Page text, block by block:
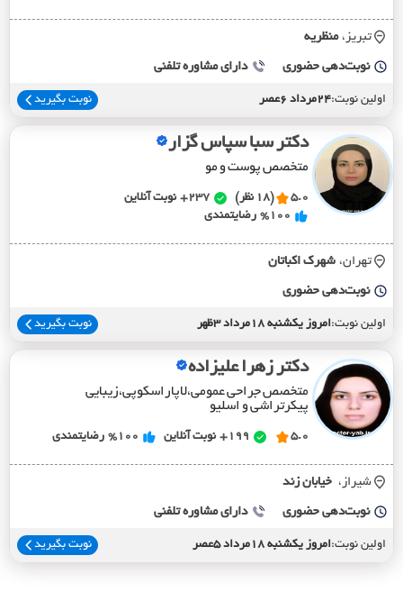
تبریز، منظريه
نوبت‌دهی حضوری دارای مشاوره تلفنی
اولین نوبت:24مرداد 6عصر نوبت بگیرید
دکتر سبا سپاس گزار
متخصص پوست و مو
5.0 (18 نظر) 237+
نوبت آنلاین
%100 رضایتمندی
تهران، شهرک اکباتان
نوبت‌دهی حضوری
اولین نوبت:امروز یکشنبه 18مرداد 3ظهر نوبت بگیرید
دکتر زهرا علیزاده
متخصص جراحی عمومی،لاپاراسکوپی،زیبایی
پیکرتراشی و اسلیو
5.0
199+ نوبت آنلاین %100 رضایتمندی
شیراز، خيابان زند
نوبت‌دهی حضوری دارای مشاوره تلفنی
اولین نوبت:امروز یکشنبه 18مرداد 5عصر نوبت بگیرید